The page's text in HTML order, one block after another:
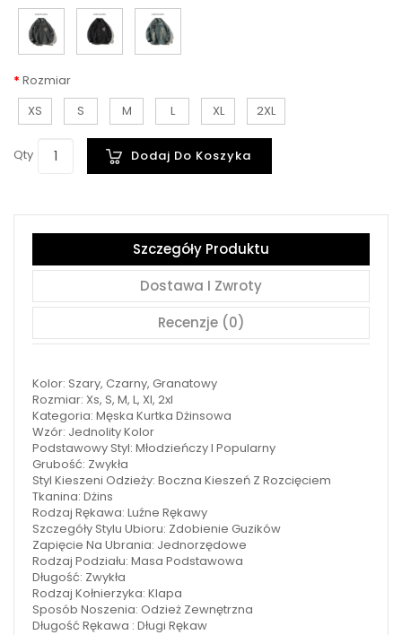
Rozmiar
XS
S M L XL 2XL
Qty Dodaj Do Koszyka
Szczegóły Produktu
Dostawa I Zwroty
Recenzje (0)
Kolor: Szary, Czarny, Granatowy
Rozmiar: Xs, S, M, L, Xl, 2xl
Kategoria: Męska Kurtka Dżinsowa
Wzór: Jednolity Kolor
Podstawowy Styl: Młodzieńczy I Popularny
Grubość: Zwykła
Styl Kieszeni Odzieży: Boczna Kieszeń Z Rozcięciem
Tkanina: Dżins
Rodzaj Rękawa: Luźne Rękawy
Szczegóły Stylu Ubioru: Zdobienie Guzików
Zapięcie Na Ubrania: Jednorzędowe
Rodzaj Podziału: Masa Podstawowa
Długość: Zwykła
Rodzaj Kołnierzyka: Klapa
Sposób Noszenia: Odzież Zewnętrzna
Długość Rękawa : Długi Rękaw